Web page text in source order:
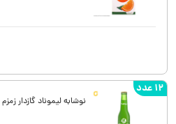
نوشابه لیموناد گازدار زمزم شیشه
12 عدد